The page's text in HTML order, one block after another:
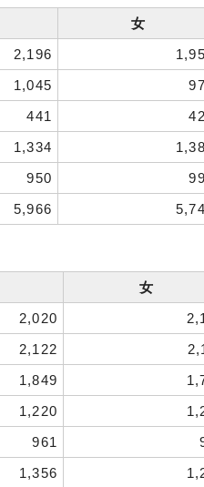
女
2,196
1,045
441
1,334
950
5,966
女
2,020
2,122
1,849
1,220
961
1,356